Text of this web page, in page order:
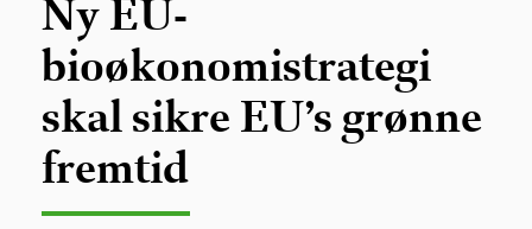
Ny EU-
bioøkonomistrategi
skal sikre EU’s grønne
fremtid